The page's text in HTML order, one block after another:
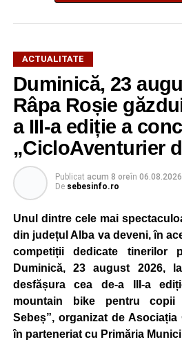
ACTUALITATE
Duminică, 23
Râpa Roșie
a III-a ediție a
„CicloAventurier
Publicat acum 8 oreîn 06.08.2026
De sebesinfo.ro
Unul dintre cele mai
din județul Alba va deveni, în
competiții dedicate tinerilor
Duminică, 23 august 2026,
desfășura cea de-a III-a
mountain bike pentru copii
Sebeș”, organizat de
în parteneriat cu Primăria